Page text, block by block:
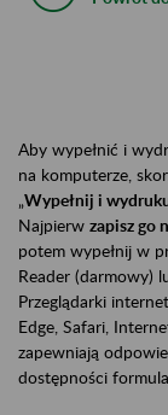
Aby wypełnić i
na komputerze,
„Wypełnij i
Najpierw zapisz go
potem wypełnij w
Reader (darmowy)
Przeglądarki
Edge, Safari,
zapewniają
dostępności